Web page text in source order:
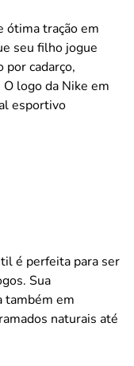
ótima tração em
seu filho jogue
por cadarço,
logo da Nike em
esportivo
é perfeita para ser
Sua
também em
naturais até